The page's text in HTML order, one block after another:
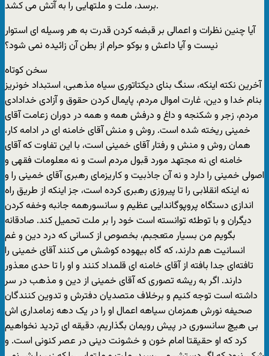
برسد، ملت و ملتهايی را به آتش می کشد.
آيا چنين نظرات و اعمالی بر قبضه کردن قدرت به هر وسيله ای استوار
نيست و آيا داعش و بوکو حرام از بطن آن زائيده نمی شود؟
سخن کوتاه
آخرين نکته اينکه، سنگ بنای ديکتاتوری سياه مذهبی، استبداد خونريز
بنام خدا و دين، غارت اموال مردم، پايمال کردن حقوق و آزادی خدادادی
مردم، زجر و شکنجه و داغ و درفش همه و همه در دوران زعامت آقای
خمينی ريخته شده است. روش و منش آقای خامنه ای در ادامه کار،
همان روش و منش و رفتار آقای خمينی است، با اين تفاوت که آقای
خامنه ای نه مجتهد مورد قبول مردم است و نه معلومات فقهی و
اصولی خمينی را دارد و نه آن جاذبيت و کاريزمای رهبری آقای خمينی را و
نه اينکه انقلابی را تا پيروزی رهبری کرده است، جز اينکه از طريق راه
اندازی دستگاه پروپوگاندايی عظيم و سانسورهمه جانبه وخفه کردن
ديگران و با توطئه توانسته است خود را بر ملت تحميل کند. صادقانه
بگويم من بسيار متعجبم، بخصوص از کسانی که درد دين و غم
انسانيت هم دارند، که گاه بيهوده کوشش می کنند آقای خمينی را
تافته‌ای جدا بافته از آقای خامنه ای قلمداد کنند و او را تا حدی معذور
دارند. اگر به ريشه تصوری که آقای خمينی از دين و مذهب در سر
داشته است توجه کنيم و برخلاف متصديان دفترش و تدوين کنندگان
صحيفه نورش همزمان سياهه اعمال او را در يک دهه زمامداری اش
بی هيچ سانسوری در پيش رويمان بگذاريم، دقيقه ای ترديد نخواهيم
کرد که او حقيقتا امام خون و خشونت دينی در عصر کنونی است. و